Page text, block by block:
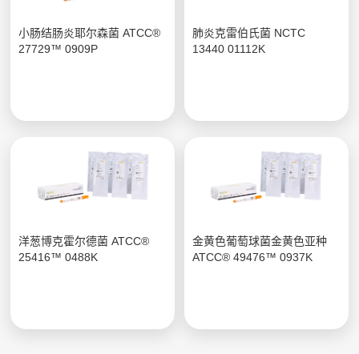
小肠结肠炎耶尔森菌 ATCC®
27729™ 0909P
肺炎克雷伯氏菌 NCTC
13440 01112K
洋葱博克霍尔德菌 ATCC®
25416™ 0488K
金黄色葡萄球菌金黄色亚种
ATCC® 49476™ 0937K